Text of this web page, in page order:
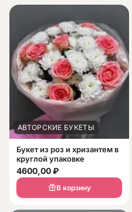
АВТОРСКИЕ БУКЕТЫ
Букет из роз и хризантем в
круглой упаковке
4600,00₽
В корзину